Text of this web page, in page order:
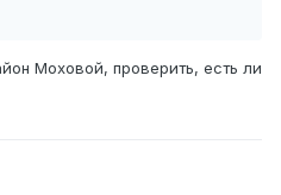
Моховой, проверить, есть ли